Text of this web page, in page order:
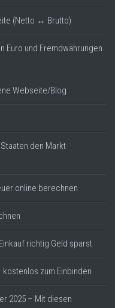
(Netto ↔ Brutto)
Euro und Fremdwährungen
Webseite/Blog
den Markt
online berechnen
richtig Geld sparst
zum Einbinden
2025 – Mit diesen